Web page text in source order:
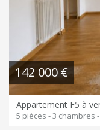
142 000 €
Appartement F5 à
5 pièces - 3 chambres -